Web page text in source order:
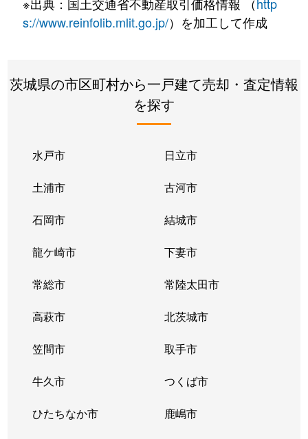
s://www.reinfolib.mlit.go.jp/）を加工して作成
茨城県の市区町村から一戸建て売却・査定情報
を探す
水戸市 日立市
土浦市 古河市
石岡市 結城市
龍ケ崎市 下妻市
常総市 常陸太田市
高萩市 北茨城市
笠間市 取手市
牛久市 つくば市
ひたちなか市 鹿嶋市